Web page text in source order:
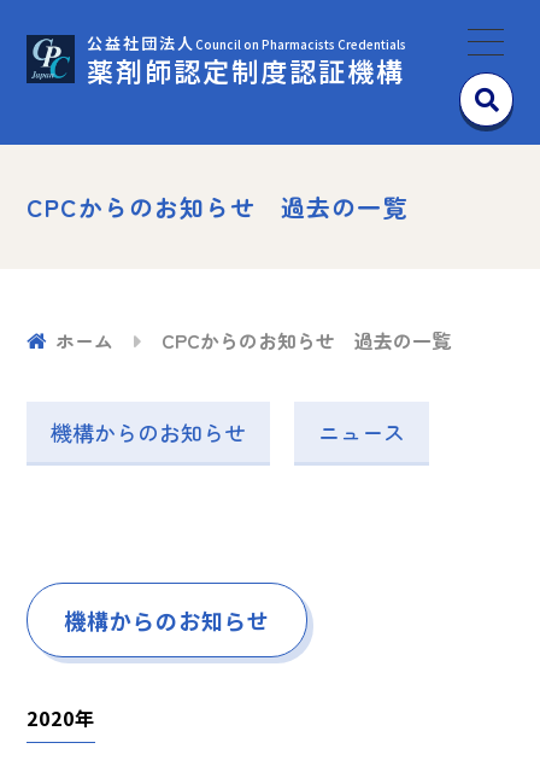
公益社団法人Council on Pharmacists Credentials
薬剤師認定制度認証機構
CPCからのお知らせ 過去の一覧
ホーム CPCからのお知らせ 過去の一覧
機構からのお知らせ ニュース
機構からのお知らせ
2020年